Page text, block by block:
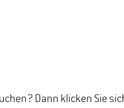
Dann klicken Sie